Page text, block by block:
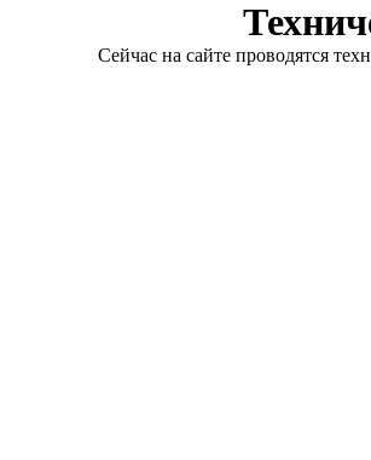
Сейчас на сайте проводятся